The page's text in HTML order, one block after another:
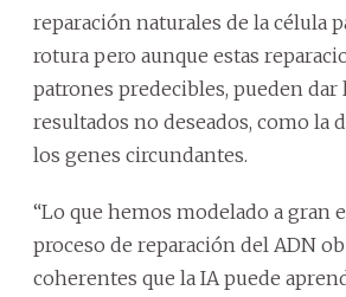
reparación naturales de la célula
rotura pero aunque estas
patrones predecibles, pueden dar
resultados no deseados, como la
los genes circundantes.
“Lo que hemos modelado a gran
proceso de reparación del ADN
coherentes que la IA puede